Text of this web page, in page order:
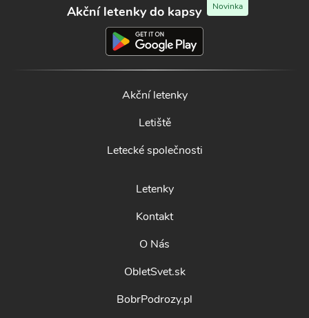
Akční letenky do kapsy Novinka
Akční letenky
Letiště
Letecké společnosti
Letenky
Kontakt
O Nás
ObletSvet.sk
BobrPodrozy.pl